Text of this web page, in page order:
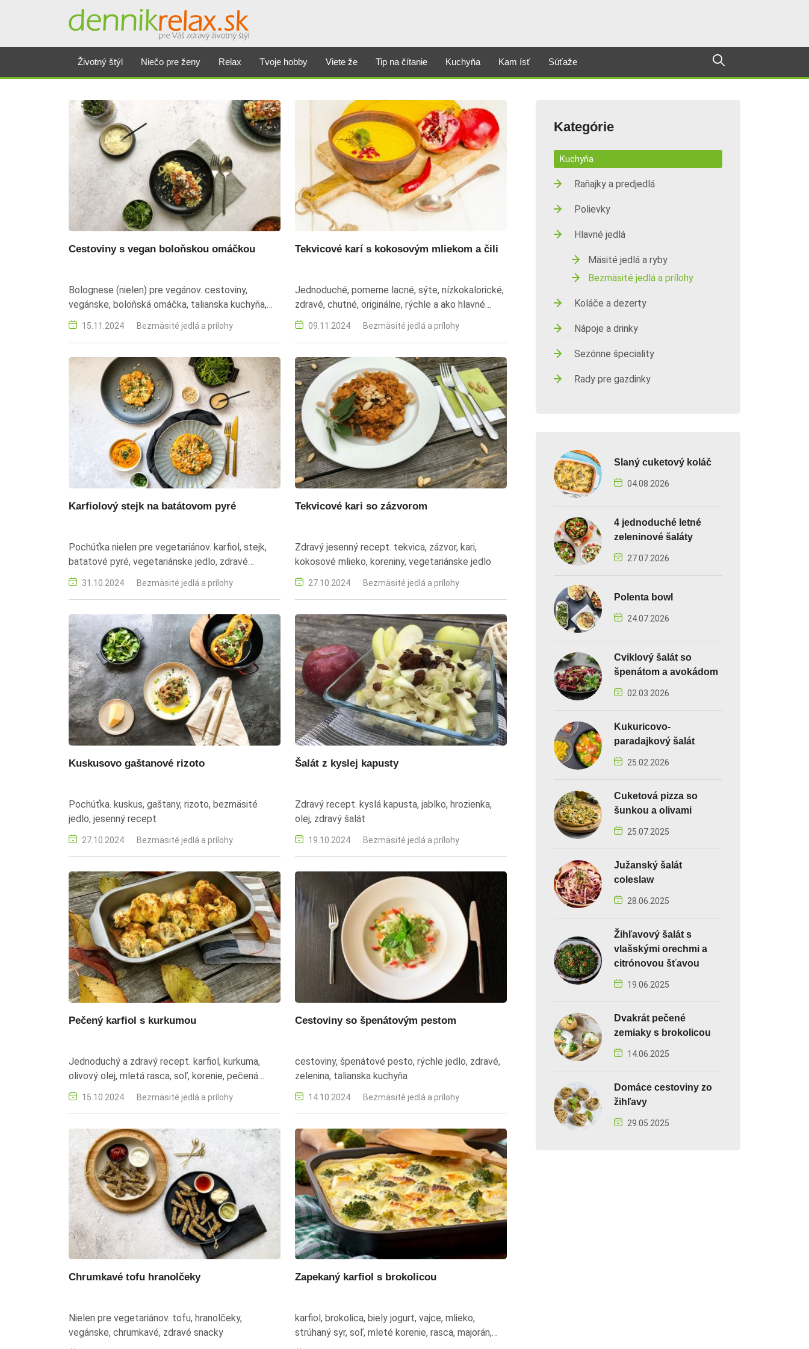
Dennikrelax
Životný štýl Niečo pre ženy Relax Tvoje hobby Viete že Tip na čítanie Kuchyňa Kam ísť Súťaže
Cestoviny s vegan boloňskou omáčkou
Bolognese (nielen) pre vegánov. cestoviny,
vegánske, boloňská omáčka, talianska kuchyňa,
bezmäsité jedlo
15.11.2024 Bezmäsité jedlá a prílohy
Tekvicové karí s kokosovým mliekom a čili
Jednoduché, pomerne lacné, sýte, nízkokalorické,
zdravé, chutné, originálne, rýchle a ako hlavné
jedlo dokonalé pre vegetariánov. tekvicové karí,
tekvica na indický spôsob, recept s kokosovým
recept, zdravý obed, vegánske karí, bezmäsité
jedlo, indická kuchyňa, jesenný recept
09.11.2024 Bezmäsité jedlá a prílohy
Karfiolový stejk na batátovom pyré
Pochúťka nielen pre vegetariánov. karfiol, stejk,
batatové pyré, vegetariánske jedlo, zdravé
stravovanie
31.10.2024 Bezmäsité jedlá a prílohy
Tekvicové kari so zázvorom
Zdravý jesenný recept. tekvica, zázvor, kari,
kokosové mlieko, koreniny, vegetariánske jedlo
27.10.2024 Bezmäsité jedlá a prílohy
Kuskusovo gaštanové rizoto
Pochúťka. kuskus, gaštany, rizoto, bezmäsité
jedlo, jesenný recept
27.10.2024 Bezmäsité jedlá a prílohy
Šalát z kyslej kapusty
Zdravý recept. kyslá kapusta, jablko, hrozienka,
olej, zdravý šalát
19.10.2024 Bezmäsité jedlá a prílohy
Pečený karfiol s kurkumou
Jednoduchý a zdravý recept. karfiol, kurkuma,
olivový olej, mletá rasca, soľ, korenie, pečená
zelenina
15.10.2024 Bezmäsité jedlá a prílohy
Cestoviny so špenátovým pestom
cestoviny, špenátové pesto, rýchle jedlo, zdravé,
zelenina, talianska kuchyňa
14.10.2024 Bezmäsité jedlá a prílohy
Chrumkavé tofu hranolčeky
Nielen pre vegetariánov. tofu, hranolčeky,
vegánske, chrumkavé, zdravé snacky
Zapekaný karfiol s brokolicou
karfiol, brokolica, biely jogurt, vajce, mlieko,
strúhaný syr, soľ, mleté korenie, rasca, majorán,
Kategórie
Kuchyňa
Raňajky a predjedlá
Polievky
Hlavné jedlá
Mäsité jedlá a ryby
Bezmäsité jedlá a prílohy
Koláče a dezerty
Nápoje a drinky
Sezónne špeciality
Rady pre gazdinky
Slaný cuketový koláč
04.08.2026
4 jednoduché letné
zeleninové šaláty
27.07.2026
Polenta bowl
24.07.2026
Cviklový šalát so
špenátom a avokádom
02.03.2026
Kukuricovo-
paradajkový šalát
25.02.2026
Cuketová pizza so
šunkou a olivami
25.07.2025
Južanský šalát
coleslaw
28.06.2025
Žihľavový šalát s
vlašskými orechmi a
citrónovou šťavou
19.06.2025
Dvakrát pečené
zemiaky s brokolicou
14.06.2025
Domáce cestoviny zo
žihľavy
29.05.2025